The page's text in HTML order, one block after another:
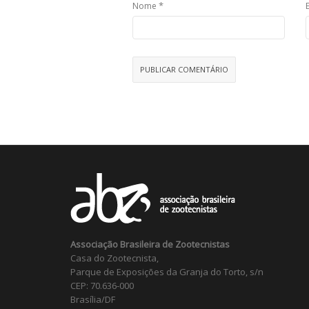
Nome *
Associação Brasileira de Zootecnistas
Casa do Zootecnista,
Parque de Exposições da Granja do Torto, s/n
CEP: 70.636-000
Brasília/DF